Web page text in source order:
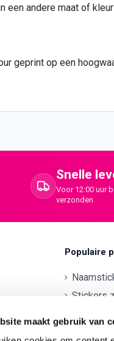
maakt gebruik van
een andere maat of
geprint op een
Snelle
Voor 12:00 uur
verzonden
Populaire
Stickers